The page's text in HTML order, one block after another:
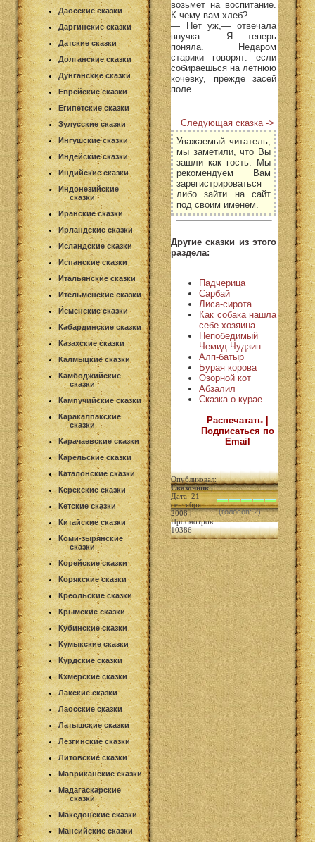
Даосские сказки
Даргинские сказки
Датские сказки
Долганские сказки
Дунганские сказки
Еврейские сказки
Египетские сказки
Зулусские сказки
Ингушские сказки
Индейские сказки
Индийские сказки
Индонезийские
сказки
Иранские сказки
Ирландские сказки
Исландские сказки
Испанские сказки
Итальянские сказки
Ительменские сказки
Йеменские сказки
Кабардинские сказки
Казахские сказки
Калмыцкие сказки
Камбоджийские
сказки
Кампучийские сказки
Каракалпакские
сказки
Карачаевские сказки
Карельские сказки
Каталонские сказки
Керекские сказки
Кетские сказки
Китайские сказки
Коми-зырянские
сказки
Корейские сказки
Корякские сказки
Креольские сказки
Крымские сказки
Кубинские сказки
Кумыкские сказки
Курдские сказки
Кхмерские сказки
Лакские сказки
Лаосские сказки
Латышские сказки
Лезгинские сказки
Литовские сказки
Мавриканские сказки
Мадагаскарские
сказки
Македонские сказки
Мансийские сказки
возьмет на воспитание.
К чему вам хлеб?
— Нет уж,— отвечала
внучка.— Я теперь
поняла. Недаром
старики говорят: если
собираешься на летнюю
кочевку, прежде засей
поле.
Следующая сказка ->
Уважаемый читатель,
мы заметили, что Вы
зашли как гость. Мы
рекомендуем Вам
зарегистрироваться
либо зайти на сайт
под своим именем.
Другие сказки из этого
раздела:
Падчерица
Сарбай
Лиса-сирота
Как собака нашла
себе хозяина
Непобедимый
Чемид-Чудзин
Алп-батыр
Бурая корова
Озорной кот
Абзалил
Сказка о курае
Распечатать |
Подписаться по
Email
Опубликовал:
Сказочник|
Дата: 21
сентября
2008 |
Просмотров:
10386
(голосов: 2)